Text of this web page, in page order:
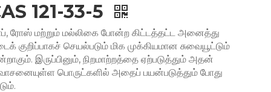
121-33-5
ரோஸ் மற்றும் மல்லிகை போன்ற கிட்டத்தட்ட அனைத்து
குறிப்பாகச் செயல்படும் மிக முக்கியமான சுவையூட்டும்
இருப்பினும், நிறமாற்றத்தை ஏற்படுத்தும் அதன்
பொருட்களில் அதைப் பயன்படுத்தும் போது